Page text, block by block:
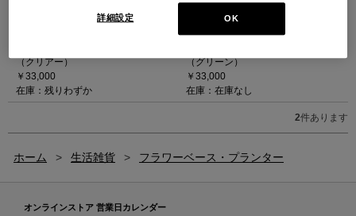
（クリアー）
￥33,000
在庫：残りわずか
Karakter(カラクター) - CLESSIDRA
（グリーン）
￥33,000
在庫：在庫なし
2件あります
ホーム > 生活雑貨 > フラワーベース・プランター
オンラインストア 営業日カレンダー
OK
詳細設定